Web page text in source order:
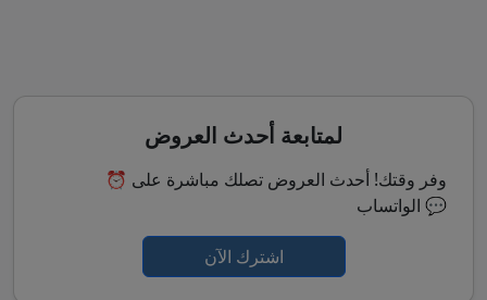
لمتابعة أحدث العروض
⏰ وفر وقتك! أحدث العروض تصلك مباشرة على
الواتساب 💬
اشترك الآن